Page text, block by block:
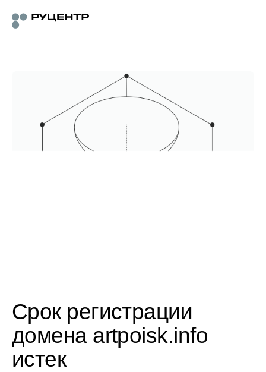
Срок регистрации
домена artpoisk.info
истек